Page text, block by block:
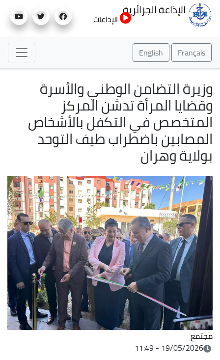
تجاوز
إلى
الرئيسي
الإذاعة الجزائرية
الإذاعات
English
التضامن الوطني والأسرة
المرأة تدشن المركز
في التكفل بالأشخاص
باضطراب طيف التوحد
وهران
19/05/2026 -